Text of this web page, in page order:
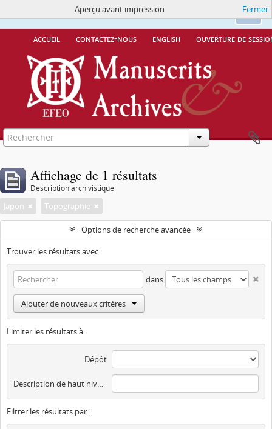
Ok
Ce site utilise des cookiesMore Info.
accueil contactez-nous english ouverture de
Aperçu avant impression Fermer
Affichage de 1 résultats
Description archivistique
Japon Topographie
Options de recherche avancée
Trouver les résultats avec :
dans
Ajouter de nouveaux critères
Limiter les résultats à :
Dépôt
Description de haut niveau
Filtrer les résultats par :